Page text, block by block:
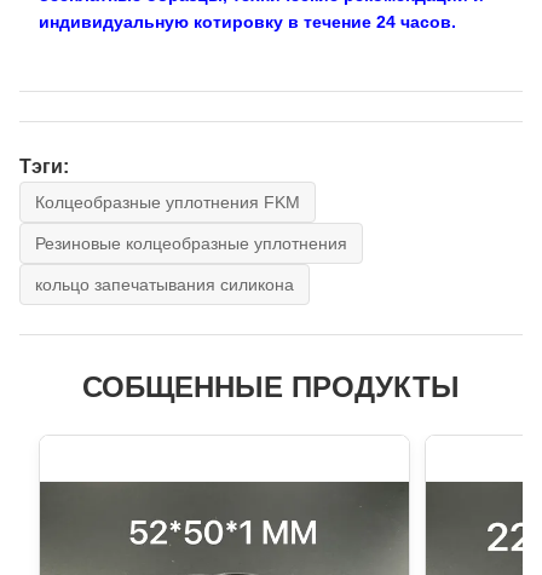
индивидуальную котировку в течение 24 часов.
Тэги:
Колцеобразные уплотнения FKM
Резиновые колцеобразные уплотнения
кольцо запечатывания силикона
СОБЩЕННЫЕ ПРОДУКТЫ